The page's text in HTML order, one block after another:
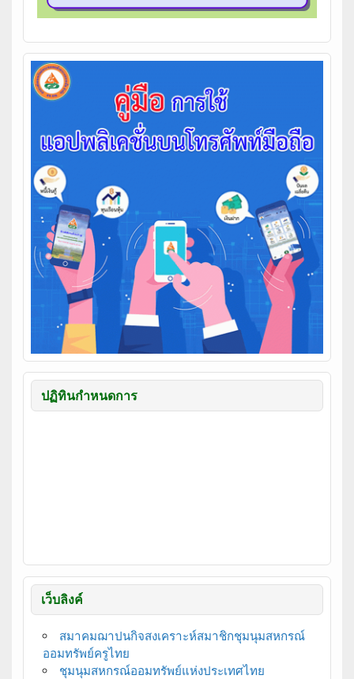
ปฏิทินกำหนดการ
เว็บลิงค์
สมาคมฌาปนกิจสงเคราะห์สมาชิกชุมนุมสหกรณ์
ออมทรัพย์ครูไทย
ชุมนุมสหกรณ์ออมทรัพย์แห่งประเทศไทย